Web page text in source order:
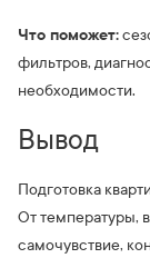
Что поможет:
фильтров,
необходимости.
Вывод
Подготовка
От температуры,
самочувствие,